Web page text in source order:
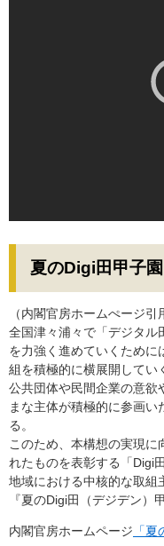
夏のDigi田甲子
（内閣官房ホームぺージ引
全国津々浦々で「デジタル
を力強く進めていくために
組を積極的に横展開してい
公共団体や民間企業の意欲
まな主体が積極的に参画
る。
このため、本構想の実現に
れたものを表彰する「Digi
地域における中核的な取組
『夏のDigi田（デジデン）
内閣官房ホームページ 「